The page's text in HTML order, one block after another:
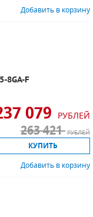
Добавить в корзину
8GA-F
079 РУБЛЕЙ
263 421 РУБЛЕЙ
КУПИТЬ
Добавить в корзину